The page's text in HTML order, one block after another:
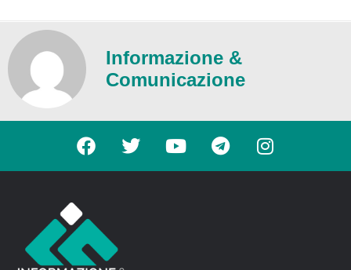
Informazione &
Comunicazione